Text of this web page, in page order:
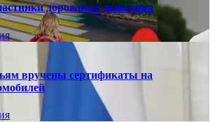
дорожного движения
вручены сертификаты на